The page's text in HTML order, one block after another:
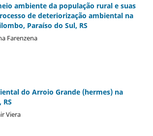
ambiente da população rural e suas
de deteriorização ambiental na
Paraíso do Sul, RS
Farenzena
do Arroio Grande (hermes) na
Viera